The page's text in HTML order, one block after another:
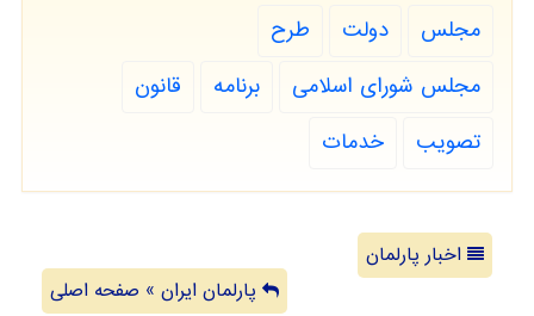
مجلس دولت
طرح
مجلس شورای اسلامی
برنامه
قانون
تصویب
خدمات
اخبار پارلمان
پارلمان ایران » صفحه اصلی